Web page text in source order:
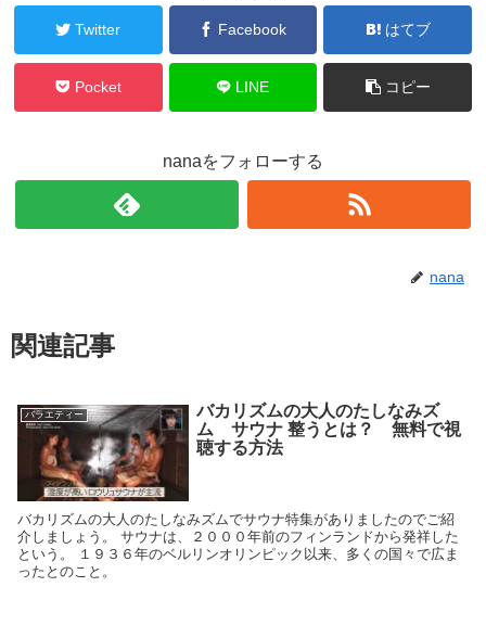
Twitter Facebook はてブ
Pocket LINE コピー
nanaをフォローする
nana
関連記事
バラエティー
バカリズムの大人のたしなみズ
ム サウナ 整うとは？ 無料で視
聴する方法
バカリズムの大人のたしなみズムでサウナ特集がありましたのでご紹
介しましょう。 サウナは、２０００年前のフィンランドから発祥した
という。 １９３６年のベルリンオリンピック以来、多くの国々で広ま
ったとのこと。